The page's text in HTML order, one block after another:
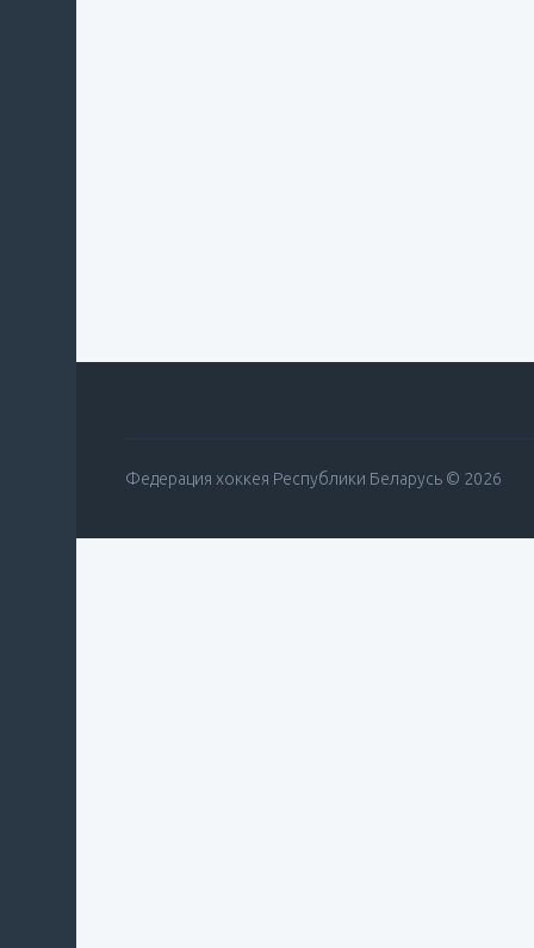
Федерация хоккея Республики Беларусь © 2026